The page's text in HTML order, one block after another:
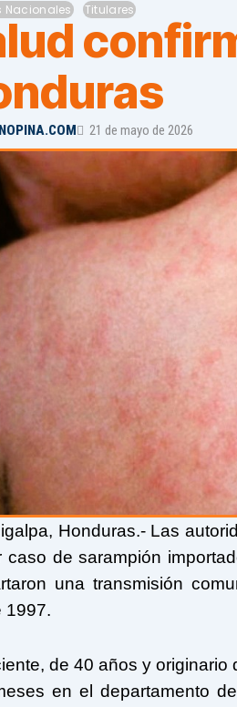
Nacionales Titulares
21 de mayo de 2026
Honduras.- Las
caso de sarampión
una transmisión
1997.
de 40 años y originario
en el departamento